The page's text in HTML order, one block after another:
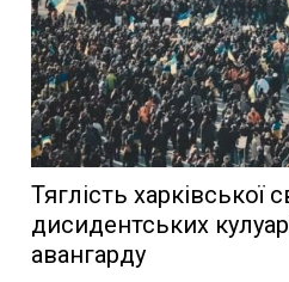
Тяглість харківської
дисидентських
авангарду